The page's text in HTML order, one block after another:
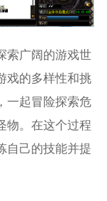
索广阔的游戏世
戏的多样性和挑
一起冒险探索危
物。在这个过程
自己的技能并提